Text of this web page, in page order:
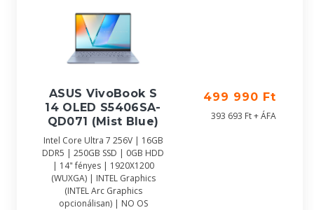
ASUS VivoBook S
14 OLED S5406SA-
QD071 (Mist Blue)
Intel Core Ultra 7 256V | 16GB
DDR5 | 250GB SSD | 0GB HDD
| 14" fényes | 1920X1200
(WUXGA) | INTEL Graphics
(INTEL Arc Graphics
opcionálisan) | NO OS
499 990 Ft
393 693 Ft + ÁFA